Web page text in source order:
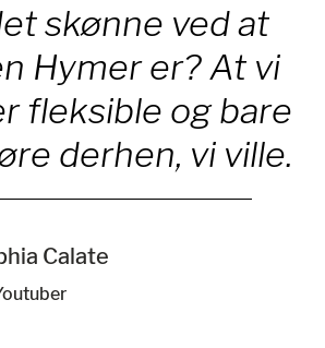
skønne ved at
Hymer er? At vi
fleksible og bare
derhen, vi ville.
Calate